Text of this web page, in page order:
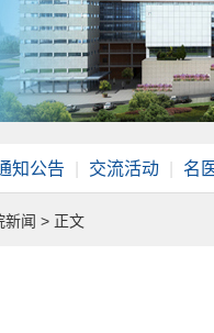
知公告 交流活动 名
新闻 > 正文